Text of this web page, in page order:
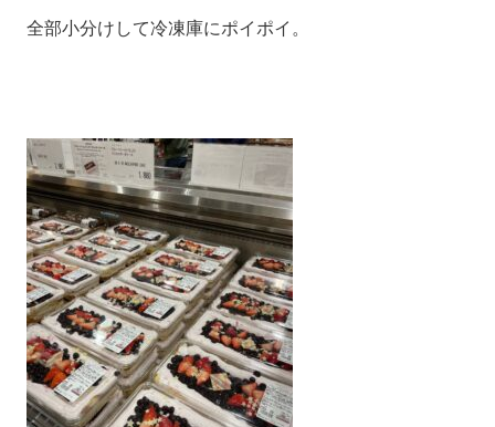
全部小分けして冷凍庫にポイポイ。